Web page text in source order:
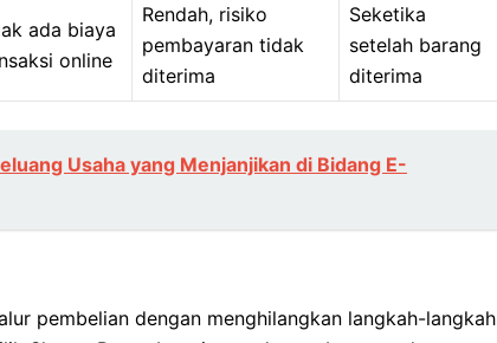
ada biaya
online
Rendah, risiko
pembayaran tidak
diterima
Seketika
setelah barang
diterima
Usaha yang Menjanjikan di Bidang E-
pembelian dengan menghilangkan langkah-langkah